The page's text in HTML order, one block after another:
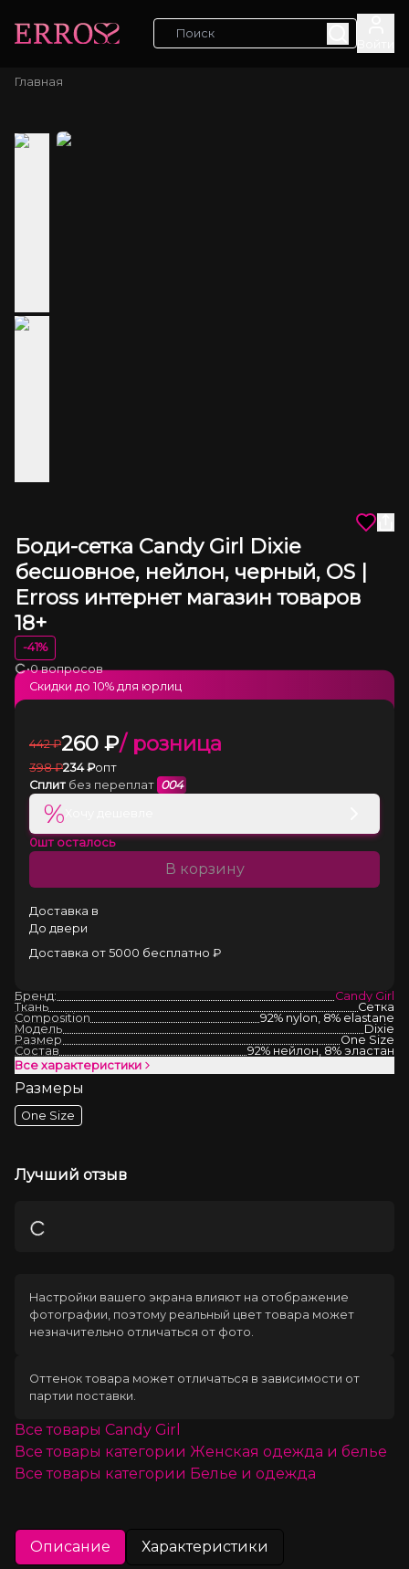
Главная
Боди-сетка Candy Girl Dixie
бесшовное, нейлон, черный, OS |
Erross интернет магазин товаров
18+
-41%
Загрузка
•0 вопросов
442 ₽260 ₽/ розница
398 ₽234₽опт
Сплит без переплат 004
%
0шт осталось
В корзину
Доставка в
До двери
Доставка от 5000 бесплатно ₽
Скидки до 10% для юрлиц
Бренд:
Candy Girl
Ткань
Сетка
Composition
92% nylon, 8% elastane
Модель
Dixie
Размер
One Size
Состав
92% нейлон, 8% эластан
Все характеристики
Размеры
One Size
Лучший отзыв
Загрузка
Настройки вашего экрана влияют на отображение
фотографии, поэтому реальный цвет товара может
незначительно отличаться от фото.
Оттенок товара может отличаться в зависимости от
партии поставки.
Все товары Candy Girl
Все товары категории Женская одежда и белье
Все товары категории Белье и одежда
Описание Характеристики